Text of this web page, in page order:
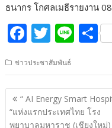
ธนากร โกศลเมธีรายงาน
F
e
b
o
T
itt
er
Li
e
S
e
ข่าวประชาสัมพันธ์
แนะแนว
เรื่อง
“ AI Energy Smart
“แห่งแรกประเทศไทย โรง
พยาบาลมหาราช (เชียงใหม่)